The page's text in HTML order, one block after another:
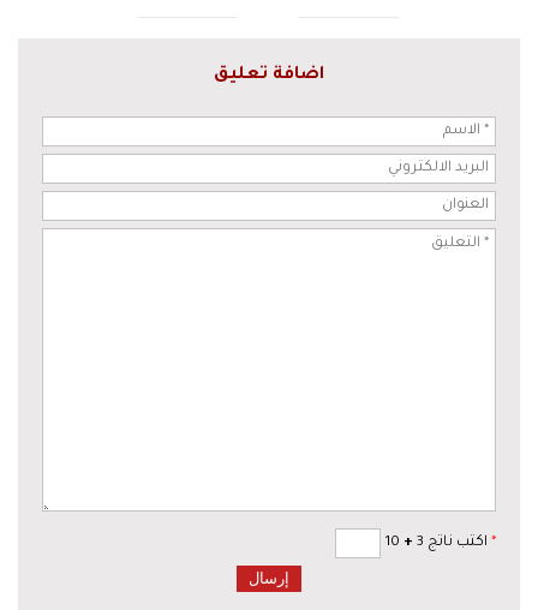
اضافة تعليق
* اكتب ناتج 3 +